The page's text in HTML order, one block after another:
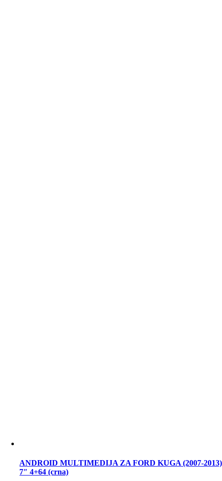
ANDROID MULTIMEDIJA ZA FORD KUGA (2007-2013)
7″ 4+64 (crna)